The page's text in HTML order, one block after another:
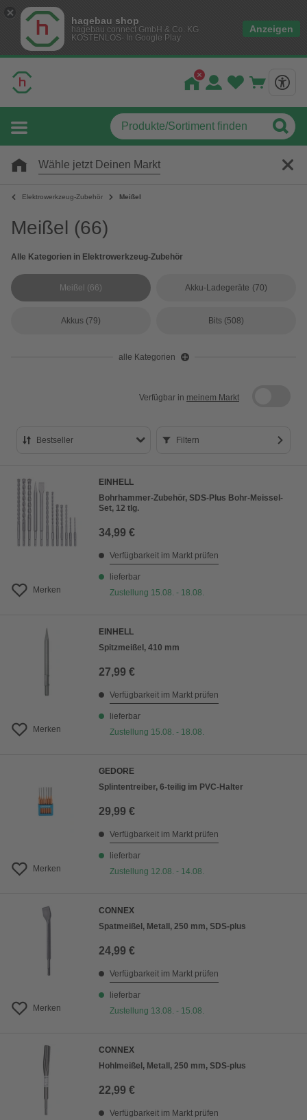
hagebau shop
hagebau connect GmbH & Co. KG
KOSTENLOS- In Google Play
Anzeigen
Wähle jetzt Deinen Markt
Elektrowerkzeug-Zubehör Meißel
Meißel (66)
Alle Kategorien in Elektrowerkzeug-Zubehör
Meißel (66) Akku-Ladegeräte (70)
Akkus (79) Bits (508)
alle Kategorien
Verfügbar in meinem Markt
Bestseller
Preis aufsteigend
Preis absteigend
Bewertung
Filtern
Merken
EINHELL
Bohrhammer-Zubehör, SDS-Plus Bohr-Meissel-
Set, 12 tlg.
34,99 €
Verfügbarkeit im Markt prüfen
lieferbar
Zustellung 15.08. - 18.08.
Merken
EINHELL
Spitzmeißel, 410 mm
27,99 €
Verfügbarkeit im Markt prüfen
lieferbar
Zustellung 15.08. - 18.08.
Merken
GEDORE
Splintentreiber, 6-teilig im PVC-Halter
29,99 €
Verfügbarkeit im Markt prüfen
lieferbar
Zustellung 12.08. - 14.08.
Merken
CONNEX
Spatmeißel, Metall, 250 mm, SDS-plus
24,99 €
Verfügbarkeit im Markt prüfen
lieferbar
Zustellung 13.08. - 15.08.
CONNEX
Hohlmeißel, Metall, 250 mm, SDS-plus
22,99 €
Verfügbarkeit im Markt prüfen